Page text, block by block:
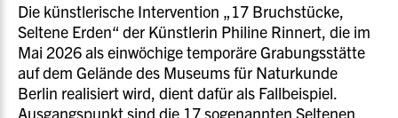
Die künstlerische Intervention „17 Bruchstücke,
Seltene Erden“ der Künstlerin Philine Rinnert, die im
Mai 2026 als einwöchige temporäre Grabungsstätte
auf dem Gelände des Museums für Naturkunde
Berlin realisiert wird, dient dafür als Fallbeispiel.
Ausgangspunkt sind die 17 sogenannten Seltenen